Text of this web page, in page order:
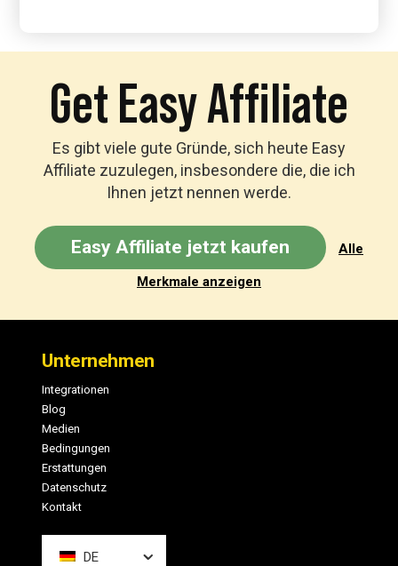
Get Easy Affiliate
Es gibt viele gute Gründe, sich heute Easy
Affiliate zuzulegen, insbesondere die, die ich
Ihnen jetzt nennen werde.
Easy Affiliate jetzt kaufen Alle
Merkmale anzeigen
Unternehmen
Integrationen
Blog
Medien
Bedingungen
Erstattungen
Datenschutz
Kontakt
DE